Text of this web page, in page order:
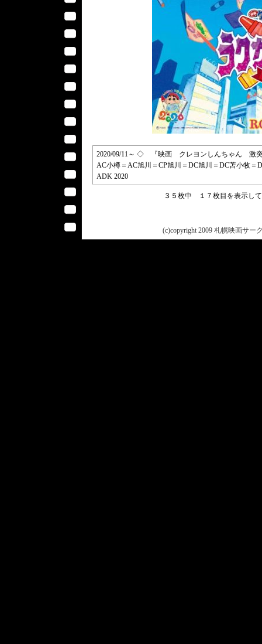
2020/09/11～ ◇ 『映画 クレヨンしんちゃん 激突
AC小樽＝AC旭川＝CP旭川＝DC旭川＝DC苫小牧
ADK 2020
３５枚中 １７枚目を表示し
(c)copyright 2009 札幌映画サー